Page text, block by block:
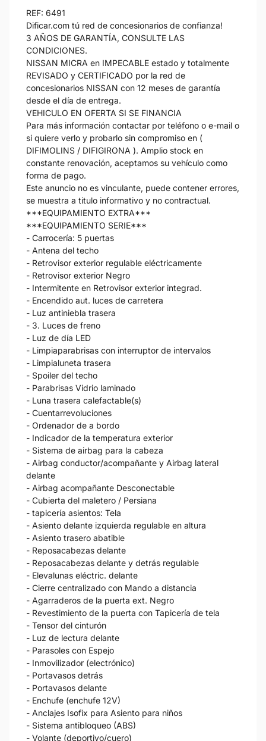
REF: 6491
Dificar.com tú red de concesionarios de confianza!
3 AÑOS DE GARANTÍA, CONSULTE LAS
CONDICIONES.
NISSAN MICRA en IMPECABLE estado y totalmente
REVISADO y CERTIFICADO por la red de
concesionarios NISSAN con 12 meses de garantía
desde el día de entrega.
VEHICULO EN OFERTA SI SE FINANCIA
Para más información contactar por teléfono o e-mail o
si quiere verlo y probarlo sin compromiso en (
DIFIMOLINS / DIFIGIRONA ). Amplio stock en
constante renovación, aceptamos su vehículo como
forma de pago.
Este anuncio no es vinculante, puede contener errores,
se muestra a titulo informativo y no contractual.
***EQUIPAMIENTO EXTRA***
***EQUIPAMIENTO SERIE***
- Carrocería: 5 puertas
- Antena del techo
- Retrovisor exterior regulable eléctricamente
- Retrovisor exterior Negro
- Intermitente en Retrovisor exterior integrad.
- Encendido aut. luces de carretera
- Luz antiniebla trasera
- 3. Luces de freno
- Luz de día LED
- Limpiaparabrisas con interruptor de intervalos
- Limpialuneta trasera
- Spoiler del techo
- Parabrisas Vidrio laminado
- Luna trasera calefactable(s)
- Cuentarrevoluciones
- Ordenador de a bordo
- Indicador de la temperatura exterior
- Sistema de airbag para la cabeza
- Airbag conductor/acompañante y Airbag lateral
delante
- Airbag acompañante Desconectable
- Cubierta del maletero / Persiana
- tapicería asientos: Tela
- Asiento delante izquierda regulable en altura
- Asiento trasero abatible
- Reposacabezas delante
- Reposacabezas delante y detrás regulable
- Elevalunas eléctric. delante
- Cierre centralizado con Mando a distancia
- Agarraderos de la puerta ext. Negro
- Revestimiento de la puerta con Tapicería de tela
- Tensor del cinturón
- Luz de lectura delante
- Parasoles con Espejo
- Inmovilizador (electrónico)
- Portavasos detrás
- Portavasos delante
- Enchufe (enchufe 12V)
- Anclajes Isofix para Asiento para niños
- Sistema antibloqueo (ABS)
- Volante (deportivo/cuero)